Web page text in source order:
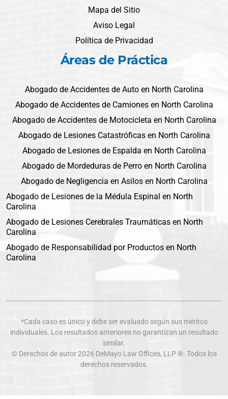
Mapa del Sitio
Aviso Legal
Política de Privacidad
Áreas de Práctica
Abogado de Accidentes de Auto en North Carolina
Abogado de Accidentes de Camiones en North Carolina
Abogado de Accidentes de Motocicleta en North Carolina
Abogado de Lesiones Catastróficas en North Carolina
Abogado de Lesiones de Espalda en North Carolina
Abogado de Mordeduras de Perro en North Carolina
Abogado de Negligencia en Asilos en North Carolina
Abogado de Lesiones de la Médula Espinal en North
Carolina
Abogado de Lesiones Cerebrales Traumáticas en North
Carolina
Abogado de Responsabilidad por Productos en North
Carolina
*Cada caso es único y debe ser evaluado según sus méritos
individuales. Los resultados anteriores no garantizan un resultado
similar.
© Derechos de autor 2026 DeMayo Law Offices, LLP ®. Todos los
derechos reservados.